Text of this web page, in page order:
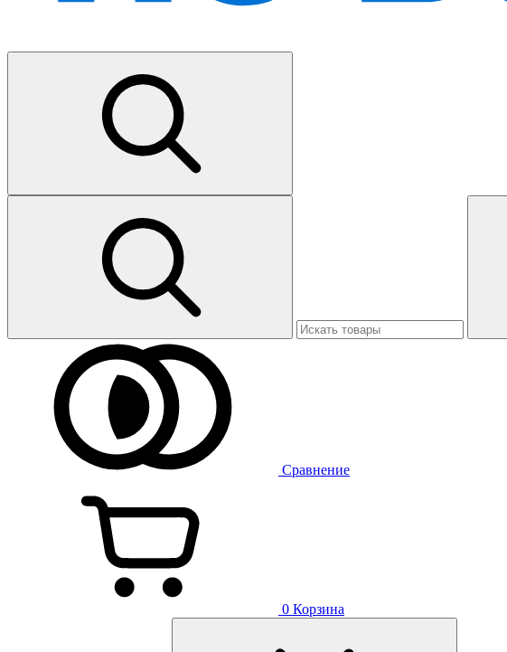
Сравнение
0 Корзина